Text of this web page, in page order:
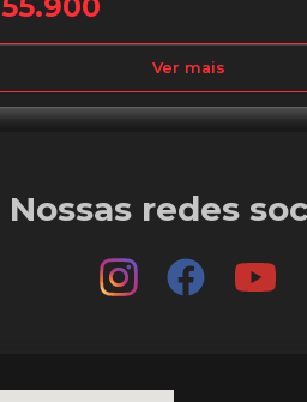
Ver mais
Nossas redes